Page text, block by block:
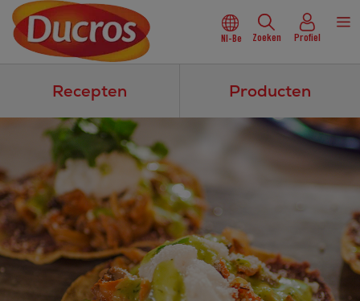
Nl-Be Zoeken Profiel
Recepten Producten